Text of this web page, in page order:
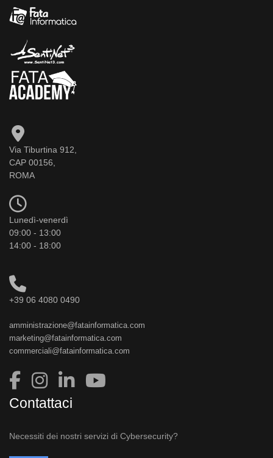
Via Tiburtina 912,
CAP 00156,
ROMA
Lunedì-venerdì
09:00 - 13:00
14:00 - 18:00
+39 06 4080 0490
amministrazione@fatainformatica.com
marketing@fatainformatica.com
commerciali@fatainformatica.com
Contattaci
Necessiti dei nostri servizi di Cybersecurity?